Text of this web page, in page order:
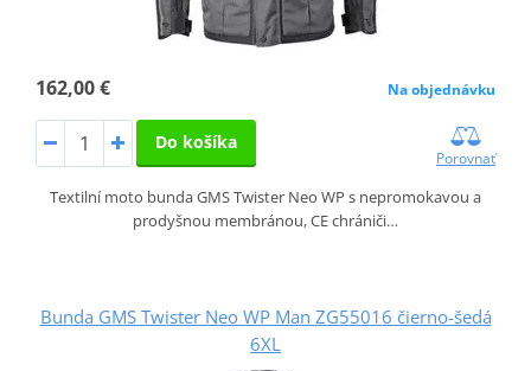
162,00 € Na objednávku
Do košíka
Porovnať
Textilní moto bunda GMS Twister Neo WP s nepromokavou a
prodyšnou membránou, CE chrániči…
Bunda GMS Twister Neo WP Man ZG55016 čierno-šedá
6XL